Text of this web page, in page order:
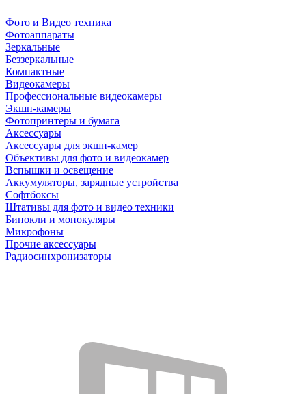
Фото и Видео техника
Фотоаппараты
Зеркальные
Беззеркальные
Компактные
Видеокамеры
Профессиональные видеокамеры
Экшн-камеры
Фотопринтеры и бумага
Аксессуары
Аксессуары для экшн-камер
Объективы для фото и видеокамер
Вспышки и освещение
Аккумуляторы, зарядные устройства
Софтбоксы
Штативы для фото и видео техники
Бинокли и монокуляры
Микрофоны
Прочие аксессуары
Радиосинхронизаторы